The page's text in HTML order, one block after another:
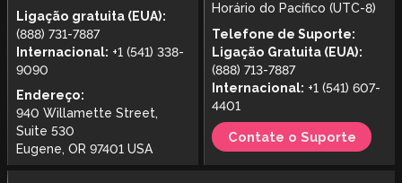
Ligação gratuita (EUA):
(888) 731-7887
Internacional: +1 (541) 338-
9090
Endereço:
940 Willamette Street,
Suite 530
Eugene, OR 97401 USA
Horário do Pacífico (UTC-8)
Telefone de Suporte:
Ligação Gratuita (EUA):
(888) 713-7887
Internacional: +1 (541) 607-
4401
Contate o Suporte